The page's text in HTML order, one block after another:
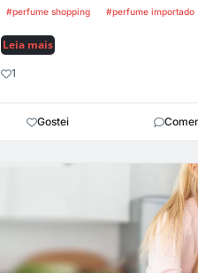
#perfume shopping #perfume importado
Leia mais
1
Gostei